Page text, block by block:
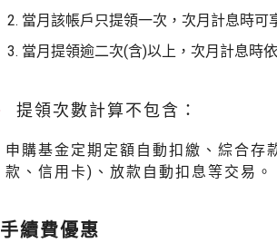
當月該帳戶只提領一次，次月計息時可
當月提領逾二次(含)以上，次月計息時
提領次數計算不包含：
申購基金定期定額自動扣繳、綜合存
款、信用卡)、放款自動扣息等交易。
手續費優惠